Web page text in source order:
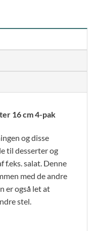
16 cm 4-pak
og disse
til desserter og
f.eks. salat. Denne
med de andre
er også let at
stel.